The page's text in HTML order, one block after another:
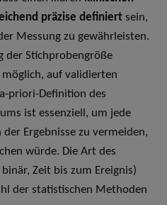
präzise definiert sein,
Messung zu gewährleisten.
der Stichprobengröße
auf validierten
priori-Definition des
ist essenziell, um jede
Ergebnisse zu vermeiden,
würde. Die Art des
Zeit bis zum Ereignis)
der statistischen Methoden